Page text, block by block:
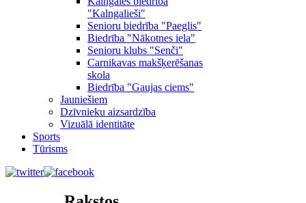
"Kalngalieši"
Senioru biedrība "Paeglis"
Biedrība "Nākotnes iela"
Senioru klubs "Senči"
Carnikavas makšķerēšanas
skola
Biedrība "Gaujas ciems"
Jauniešiem
Dzīvnieku aizsardzība
Vizuālā identitāte
Sports
Tūrisms